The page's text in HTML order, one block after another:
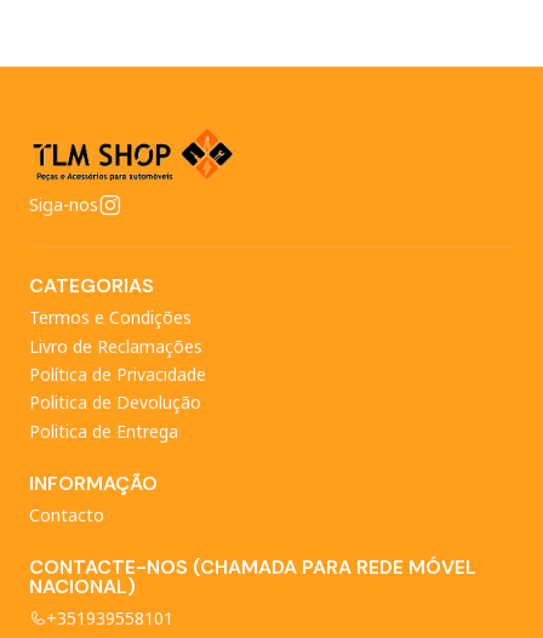
Siga-nos
CATEGORIAS
Termos e Condições
Livro de Reclamações
Política de Privacidade
Politica de Devolução
Politica de Entrega
INFORMAÇÃO
Contacto
CONTACTE-NOS (CHAMADA PARA REDE MÓVEL
NACIONAL)
+351939558101